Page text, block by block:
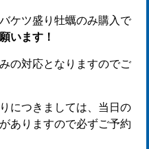
ケツ盛り牡蠣のみ購入で
います！
の対応となりますのでご
につきましては、当日の
ありますので必ずご予約